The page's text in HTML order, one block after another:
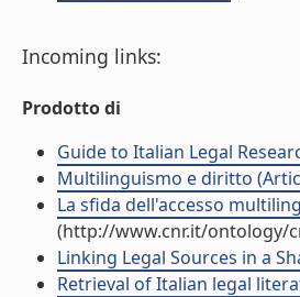
Incoming links:
Prodotto di
Guide to Italian Legal
Multilinguismo e diritto
La sfida dell'accesso
(http://www.cnr.it/ontology/
Linking Legal Sources in a
Retrieval of Italian legal